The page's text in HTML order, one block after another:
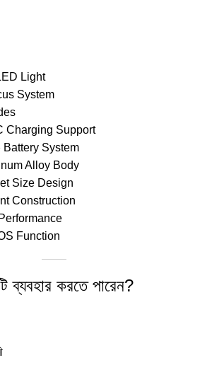
Light
System
Charging Support
System
Alloy Body
Size Design
Construction
Function
ব্যবহার করতে পারেন?